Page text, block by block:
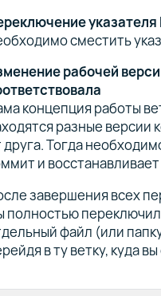
указателя
сместить
рабочей
концепция работы
разные версии
друга. Тогда
и
завершения всех
полностью
файл (или
в ту ветку, куда